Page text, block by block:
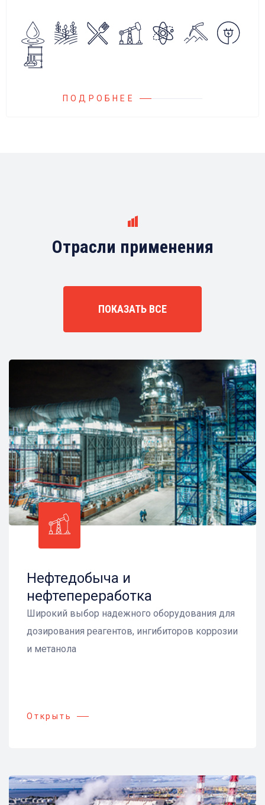
Блок управления Ареоматик совместим с
любыми насосами российских и
иностранных производителей.
ПОДРОБНЕЕ
Отрасли применения
ПОКАЗАТЬ ВСЕ
Нефтедобыча и
нефтепереработка
Широкий выбор надежного оборудования для
дозирования реагентов, ингибиторов коррозии
и метанола
Открыть